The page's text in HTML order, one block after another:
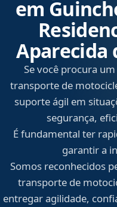
em
Aparecida
Se você procura
transporte de
suporte ágil em
segurança,
É fundamental ter
garantir a
Somos reconhecidos
transporte de
entregar agilidade,